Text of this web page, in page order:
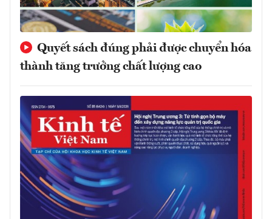
Quyết sách đúng phải được chuyển hóa
thành tăng trưởng chất lượng cao